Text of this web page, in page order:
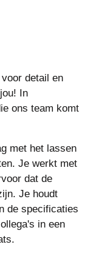
detail en
In
ons team komt
met het lassen
Je werkt met
dat de
Je houdt
de specificaties
in een